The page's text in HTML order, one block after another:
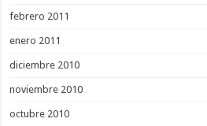
febrero 2011
enero 2011
diciembre 2010
noviembre 2010
octubre 2010